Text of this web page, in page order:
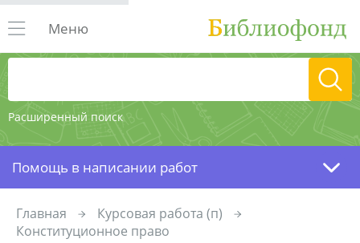
Расширенный поиск
Меню
Помощь в написании работ
Главная
Курсовая работа (п)
Конституционное право